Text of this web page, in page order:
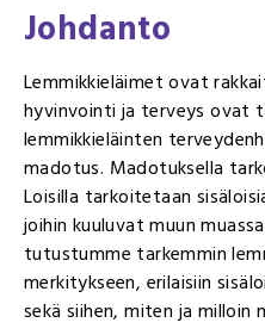
Johdanto
Lemmikkieläimet ovat
hyvinvointi ja terveys ovat
lemmikkieläinten
madotus. Madotuksella
Loisilla tarkoitetaan
joihin kuuluvat muun
tutustumme tarkemmin
merkitykseen, erilaisiin
sekä siihen, miten ja